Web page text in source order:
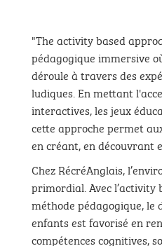
"The activity based
pédagogique immersive
déroule à travers des
ludiques. En mettant
interactives, les jeux
cette approche permet
en créant, en découvrant
Chez RécréAnglais,
primordial. Avec l’activity
méthode pédagogique, le
enfants est favorisé en
compétences cognitives,